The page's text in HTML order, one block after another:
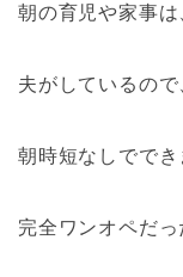
朝の育児や家事は
夫がしているので
朝時短なしででき
完全ワンオペだっ